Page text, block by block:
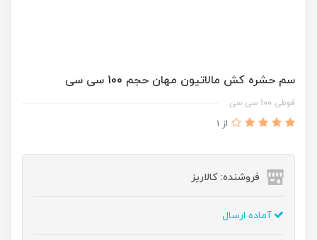
سم حشره کش مالاتیون مهان حجم 100 سی سی
قوطی 100 سی سی
از 1
فروشنده: کالاریز
آماده ارسال